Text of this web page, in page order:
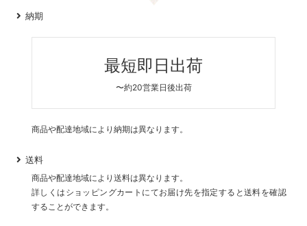
納期
最短即日出荷
〜約20営業日後出荷
商品や配達地域により納期は異なります。
送料
商品や配達地域により送料は異なります。
詳しくはショッピングカートにてお届け先を指定すると送料を確認
することができます。